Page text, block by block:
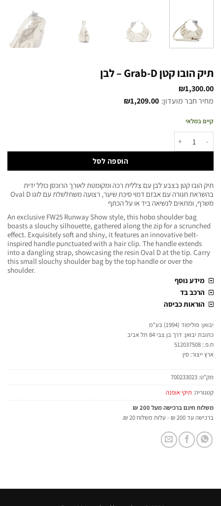
תיק הובו קטן Grab-D – לבן
₪1,300.00
מחיר חבר מועדון:
₪1,209.00
קיים במלאי
הוספה לסל
תיק הובו קטן בצבע לבן עם צללית רכה ומקומטת לאורך הרוכסן כולל ידית
בהשראת חגורה עם אבזם דמוי סיכת שיער, רצועה משתלשלת עם לוגו Oval D
משרף, ומתאים לנשיאה ביד או על הכתף
An exclusive FW25 Runway Show style, this hobo shoulder bag
boasts a slouchy silhouette, gathered along the zip for a scrunched
effect. Exquisitely soft and shiny, it features an innovative belt-
inspired handle punctuated with a hair clip. The handle extends
into a dangling strap, showcasing the resin Oval D at the tip. Carry
this small slouchy shoulder bag by the top handle or over the
shoulder.
מידע נוסף
הרכב בד
הוראות כביסה
יבואן: פולימוד (1994) בע"מ
כתובת יבואן: דרך בן צבי 84 תל אביב
ח.פ.: 512037508
ארץ ייצור: סין
מק"ט: 700233023
קטגוריה: תיקי אופנה
משלוח חינם ברכישה מעל 200 ₪
ברכישה עד 200 ₪ - עלות משלוח 20 ₪.